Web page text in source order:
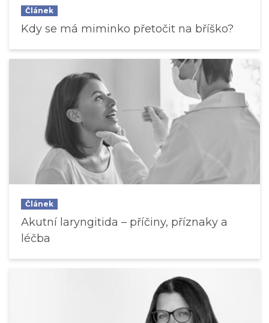
Článek
Kdy se má miminko přetočit na bříško?
Článek
Akutní laryngitida – příčiny, příznaky a
léčba